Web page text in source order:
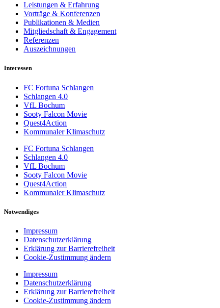
Leistungen & Erfahrung
Vorträge & Konferenzen
Publikationen & Medien
Mitgliedschaft & Engagement
Referenzen
Auszeichnungen
Interessen
FC Fortuna Schlangen
Schlangen 4.0
VfL Bochum
Sooty Falcon Movie
Quest4Action
Kommunaler Klimaschutz
FC Fortuna Schlangen
Schlangen 4.0
VfL Bochum
Sooty Falcon Movie
Quest4Action
Kommunaler Klimaschutz
Notwendiges
Impressum
Datenschutzerklärung
Erklärung zur Barrierefreiheit
Cookie-Zustimmung ändern
Impressum
Datenschutzerklärung
Erklärung zur Barrierefreiheit
Cookie-Zustimmung ändern